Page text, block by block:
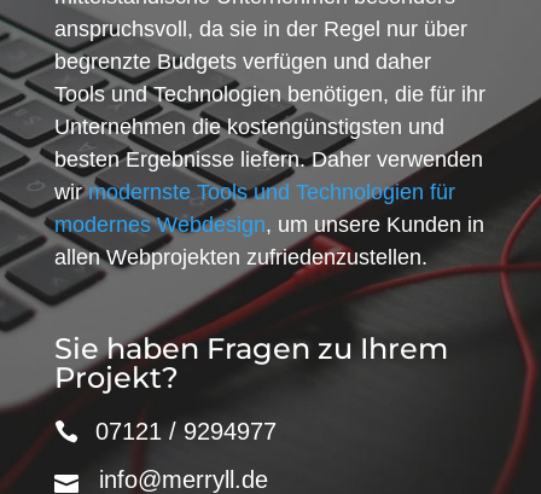
anspruchsvoll, da sie in der Regel nur über
begrenzte Budgets verfügen und daher
Tools und Technologien benötigen, die für ihr
Unternehmen die kostengünstigsten und
besten Ergebnisse liefern. Daher verwenden
wirmodernste Tools und Technologien für
modernes Webdesign, um unsere Kunden in
allen Webprojekten zufriedenzustellen.
Sie haben Fragen zu Ihrem
Projekt?
07121 / 9294977
info@merryll.de